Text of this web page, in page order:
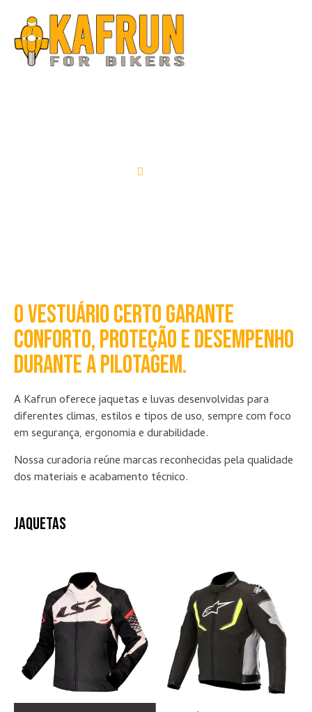
O vestuário certo garante
conforto, proteção e desempenho
durante a pilotagem.
A Kafrun oferece jaquetas e luvas desenvolvidas para
diferentes climas, estilos e tipos de uso, sempre com foco
em segurança, ergonomia e durabilidade.
Nossa curadoria reúne marcas reconhecidas pela qualidade
dos materiais e acabamento técnico.
JAQUETAS